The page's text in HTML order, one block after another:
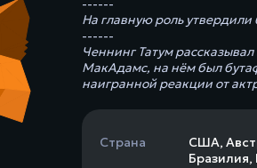
------
На главную роль
------
Ченнинг Татум
МакАдамс, на нём был
наигранной реакции от
Страна США,
Бразилия,